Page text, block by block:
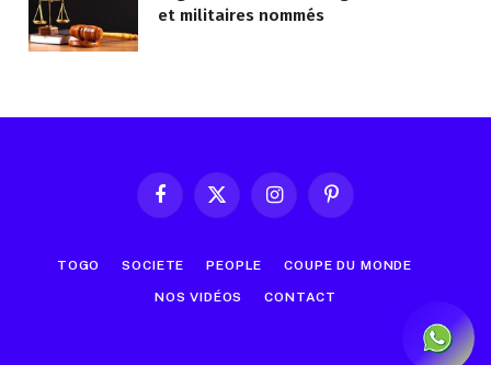
et militaires nommés
FacebookX
InstagramPinterest
TOGO SOCIETE PEOPLE COUPE DU MONDE
NOS VIDÉOS CONTACT